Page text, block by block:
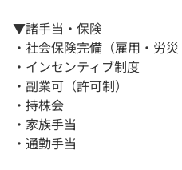
▼諸手当・保険
・社会保険完備（雇用・労災
・インセンティブ制度
・副業可（許可制）
・持株会
・家族手当
・通勤手当